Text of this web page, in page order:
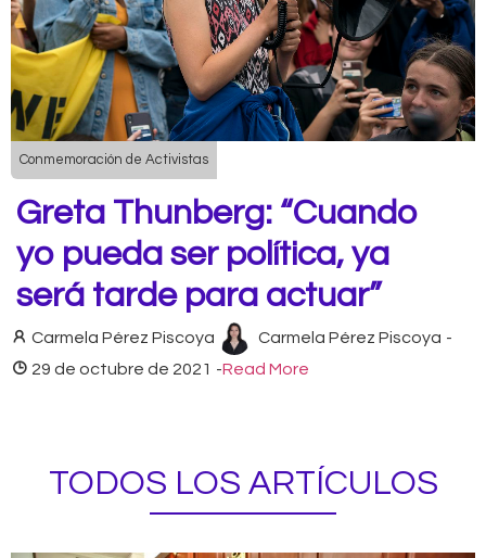
Conmemoración de Activistas
Greta Thunberg: “Cuando
yo pueda ser política, ya
será tarde para actuar”
Carmela Pérez Piscoya Carmela Pérez Piscoya -
29 de octubre de 2021 -Read More
TODOS LOS ARTÍCULOS